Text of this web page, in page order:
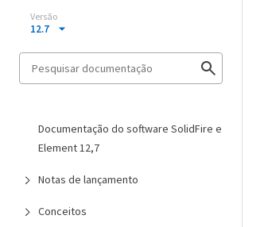
Versão
12.7
Documentação do software SolidFire e
Element 12,7
Notas de lançamento
Conceitos